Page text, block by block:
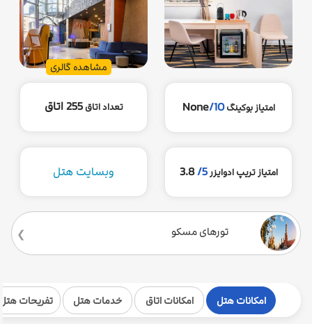
مشاهده گالری
امتیاز بوکینگ None/10 تعداد اتاق255 اتاق
امتیاز تریپ ادوایزر5/
3.8 وبسایت هتل
تورهای مسکو
امکانات هتل امکانات اتاق خدمات هتل تفریحات